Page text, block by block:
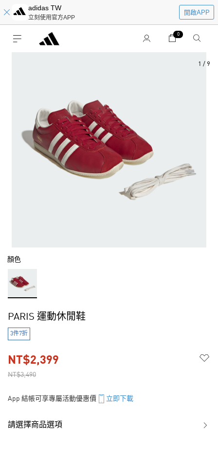
adidas TW
立刻使用官方APP
開啟APP
0
1 / 9
顏色
PARIS 運動休閒鞋
3件7折
NT$3,490
NT$2,399
App 結帳可享專屬活動優惠價 立即下載
請選擇商品選項